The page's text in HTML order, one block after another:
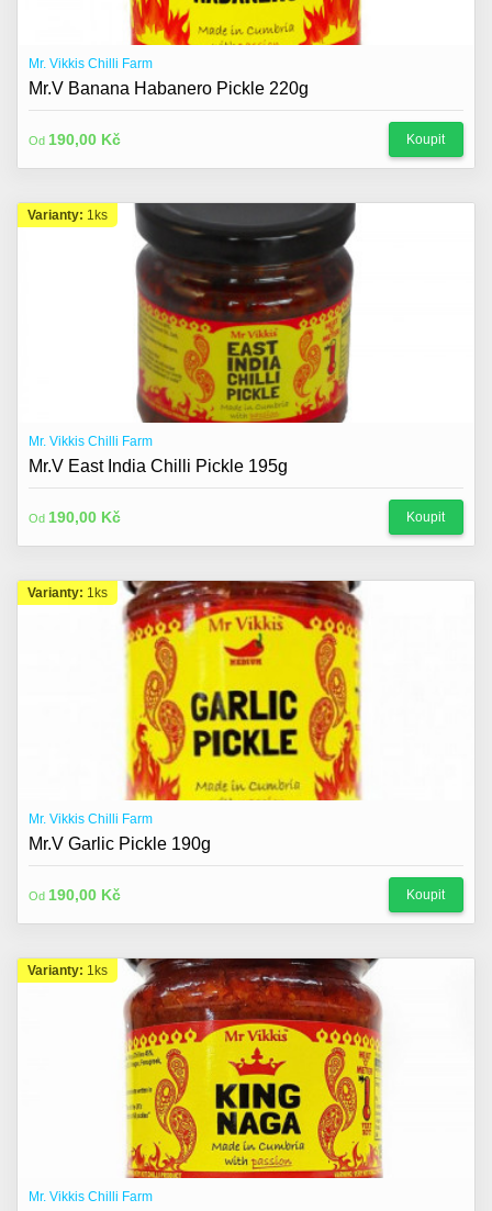
Mr. Vikkis Chilli Farm
Mr.V Banana Habanero Pickle 220g
Od 190,00 Kč Koupit
Varianty: 1ks
Mr. Vikkis Chilli Farm
Mr.V East India Chilli Pickle 195g
Od 190,00 Kč Koupit
Varianty: 1ks
Mr. Vikkis Chilli Farm
Mr.V Garlic Pickle 190g
Od 190,00 Kč Koupit
Varianty: 1ks
Mr. Vikkis Chilli Farm